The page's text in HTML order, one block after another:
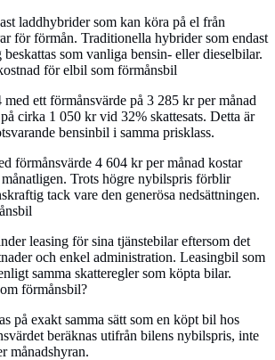
laddhybrider som kan köra på el från
för förmån. Traditionella hybrider som endast
som vanliga bensin- eller dieselbilar.
för elbil som förmånsbil
ett förmånsvärde på 3 285 kr per månad
cirka 1 050 kr vid 32% skattesats. Detta är
bensinbil i samma prisklass.
förmånsvärde 4 604 kr per månad kostar
Trots högre nybilspris förblir
tack vare den generösa nedsättningen.
leasing för sina tjänstebilar eftersom det
och enkel administration. Leasingbil som
samma skatteregler som köpta bilar.
förmånsbil?
på exakt samma sätt som en köpt bil hos
beräknas utifrån bilens nybilspris, inte
månadshyran.